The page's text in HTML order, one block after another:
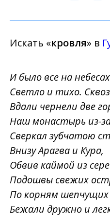
Искать «кровля» в
И было все на небесах
Светло и тихо.
Вдали чернели две
Наш монастырь из-
Сверкал зубчатою
Внизу Арагва и Кура,
Обвив каймой из
Подошвы свежих
По корням шепчущих
Бежали дружно и